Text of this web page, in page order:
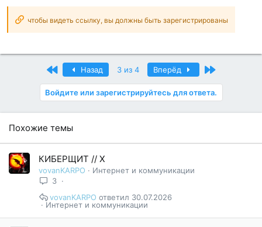
Debug code removed;
Remove default .source tags name of the corresponding java
Analytics / Crashlytics / Firebase disabled;
Languages: Full...
чтобы видеть ссылку, вы должны быть зарегистрированы
ПервыйНазад 3 из 4 Вперёд Последний
Войдите или зарегистрируйтесь для ответа.
Похожие темы
КИБЕРЩИТ // X
vovanKARPO
Интернет и коммуникации
3
Интернет и коммуникации
30.07.2026
vovanKARPO